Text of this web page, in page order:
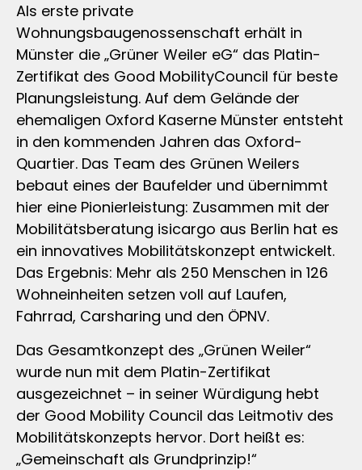
Als erste private
Wohnungsbaugenossenschaft erhält in
Münster die „Grüner Weiler eG“ das Platin-
Zertifikat des Good MobilityCouncil für beste
Planungsleistung. Auf dem Gelände der
ehemaligen Oxford Kaserne Münster entsteht
in den kommenden Jahren das Oxford-
Quartier. Das Team des Grünen Weilers
bebaut eines der Baufelder und übernimmt
hier eine Pionierleistung: Zusammen mit der
Mobilitätsberatung isicargo aus Berlin hat es
ein innovatives Mobilitätskonzept entwickelt.
Das Ergebnis: Mehr als 250 Menschen in 126
Wohneinheiten setzen voll auf Laufen,
Fahrrad, Carsharing und den ÖPNV.
Das Gesamtkonzept des „Grünen Weiler“
wurde nun mit dem Platin-Zertifikat
ausgezeichnet – in seiner Würdigung hebt
der Good Mobility Council das Leitmotiv des
Mobilitätskonzepts hervor. Dort heißt es:
„Gemeinschaft als Grundprinzip!“